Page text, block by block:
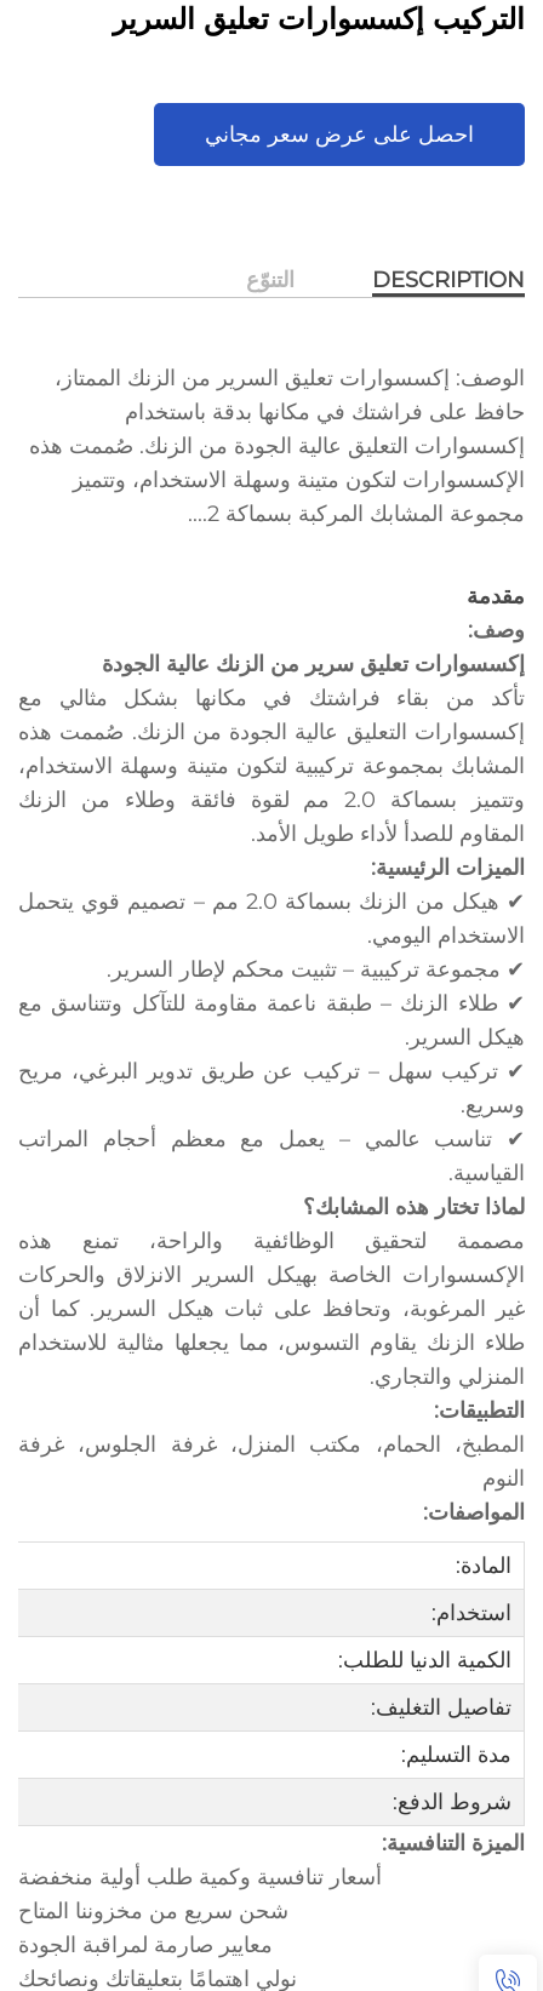
التركيب إكسسوارات تعليق السرير
احصل على عرض سعر مجاني
DESCRIPTION التنوّع
الوصف: إكسسوارات تعليق السرير من الزنك الممتاز،
حافظ على فراشتك في مكانها بدقة باستخدام
إكسسوارات التعليق عالية الجودة من الزنك. صُممت هذه
الإكسسوارات لتكون متينة وسهلة الاستخدام، وتتميز
مجموعة المشابك المركبة بسماكة 2....
مقدمة
وصف:
إكسسوارات تعليق سرير من الزنك عالية الجودة
تأكد من بقاء فراشتك في مكانها بشكل مثالي مع
إكسسوارات التعليق عالية الجودة من الزنك. صُممت هذه
المشابك بمجموعة تركيبية لتكون متينة وسهلة الاستخدام،
وتتميز بسماكة 2.0 مم لقوة فائقة وطلاء من الزنك
المقاوم للصدأ لأداء طويل الأمد.
الميزات الرئيسية:
✔ هيكل من الزنك بسماكة 2.0 مم – تصميم قوي يتحمل
الاستخدام اليومي.
✔ مجموعة تركيبية – تثبيت محكم لإطار السرير.
✔ طلاء الزنك – طبقة ناعمة مقاومة للتآكل وتتناسق مع
هيكل السرير.
✔ تركيب سهل – تركيب عن طريق تدوير البرغي، مريح
وسريع.
✔ تناسب عالمي – يعمل مع معظم أحجام المراتب
القياسية.
لماذا تختار هذه المشابك؟
مصممة لتحقيق الوظائفية والراحة، تمنع هذه
الإكسسوارات الخاصة بهيكل السرير الانزلاق والحركات
غير المرغوبة، وتحافظ على ثبات هيكل السرير. كما أن
طلاء الزنك يقاوم التسوس، مما يجعلها مثالية للاستخدام
المنزلي والتجاري.
التطبيقات:
المطبخ، الحمام، مكتب المنزل، غرفة الجلوس، غرفة
النوم
المواصفات:
المادة:
استخدام:
الكمية الدنيا للطلب:
تفاصيل التغليف:
مدة التسليم:
شروط الدفع:
الميزة التنافسية:
أسعار تنافسية وكمية طلب أولية منخفضة
شحن سريع من مخزوننا المتاح
معايير صارمة لمراقبة الجودة
نولي اهتمامًا بتعليقاتك ونصائحك